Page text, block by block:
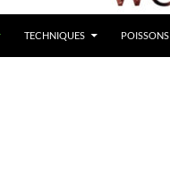
TECHNIQUES POISSONS